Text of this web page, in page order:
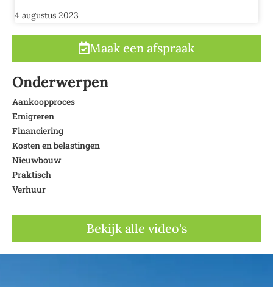
4 augustus 2023
Maak een afspraak
Onderwerpen
Aankoopproces
Emigreren
Financiering
Kosten en belastingen
Nieuwbouw
Praktisch
Verhuur
Bekijk alle video's